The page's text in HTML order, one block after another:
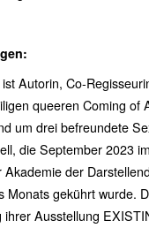
Autorin, Co-
queeren Coming of
um drei befreundete
die September 2023
Akademie der
Monats gekührt wurde.
ihrer Ausstellung